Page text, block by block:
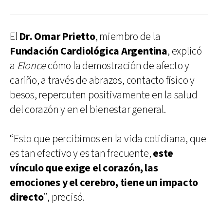
El Dr. Omar Prietto, miembro de la
Fundación Cardiológica Argentina, explicó
a Eloncecómo la demostración de afecto y
cariño, a través de abrazos, contacto físico y
besos, repercuten positivamente en la salud
del corazón y en el bienestar general.
“Esto que percibimos en la vida cotidiana, que
es tan efectivo y es tan frecuente,este
vínculo que exige el corazón, las
emociones y el cerebro, tiene un impacto
directo”, precisó.